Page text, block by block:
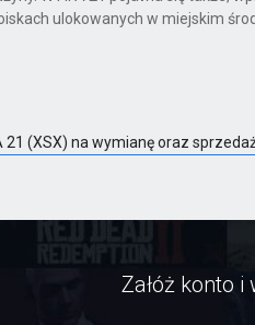
Edition
ulokowanych w miejskim
21 (XSX) na wymianę oraz
Załóż konto